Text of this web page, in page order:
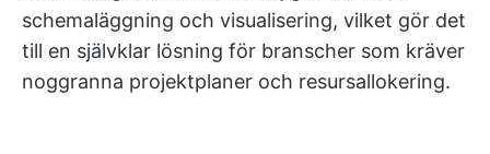
schemaläggning och visualisering, vilket gör det
till en självklar lösning för branscher som kräver
noggranna projektplaner och resursallokering.